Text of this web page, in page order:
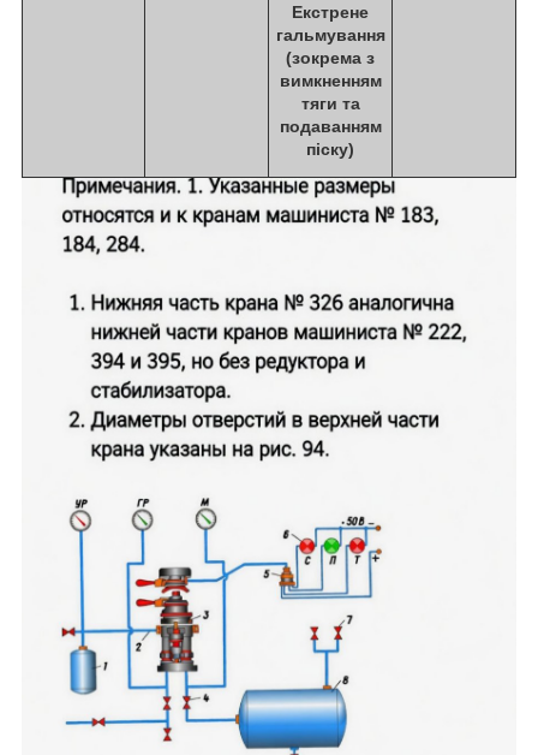
Екстрене
гальмування
(зокрема з
вимкненням
тяги та
подаванням
піску)